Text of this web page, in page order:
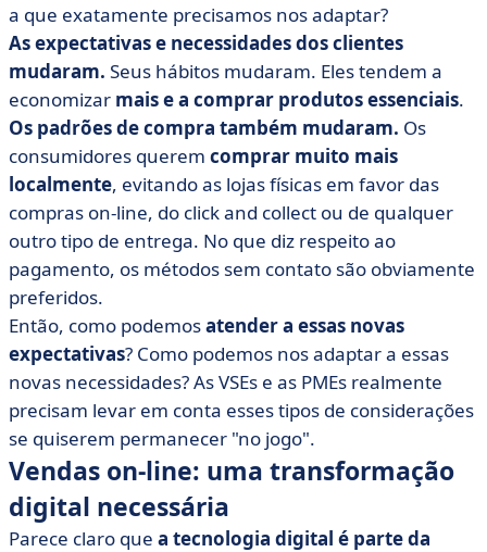
a que exatamente precisamos nos adaptar?
As expectativas e necessidades dos clientes
mudaram. Seus hábitos mudaram. Eles tendem a
economizar mais e a comprar produtos essenciais.
Os padrões de compra também mudaram. Os
consumidores querem comprar muito mais
localmente, evitando as lojas físicas em favor das
compras on-line, do click and collect ou de qualquer
outro tipo de entrega. No que diz respeito ao
pagamento, os métodos sem contato são obviamente
preferidos.
Então, como podemosatender a essas novas
expectativas? Como podemos nos adaptar a essas
novas necessidades? As VSEs e as PMEs realmente
precisam levar em conta esses tipos de considerações
se quiserem permanecer "no jogo".
Vendas on-line: uma transformação
digital necessária
Parece claro que a tecnologia digital é parte da